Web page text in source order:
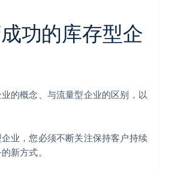
功的库存型企
的概念、与流量型企业的区别，以
业，您必须不断关注保持客户持续
新方式。